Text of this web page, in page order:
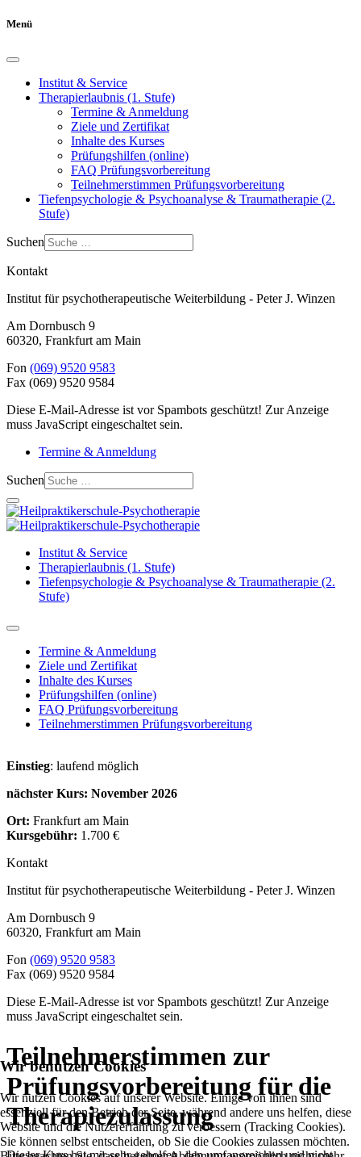
Menü
Institut & Service
Therapierlaubnis (1. Stufe)
Termine & Anmeldung
Ziele und Zertifikat
Inhalte des Kurses
Prüfungshilfen (online)
FAQ Prüfungsvorbereitung
Teilnehmerstimmen Prüfungsvorbereitung
Tiefenpsychologie & Psychoanalyse & Traumatherapie (2.
Stufe)
Suchen
Kontakt
Institut für psychotherapeutische Weiterbildung - Peter J. Winzen
Am Dornbusch 9
60320, Frankfurt am Main
Fon (069) 9520 9583
Fax (069) 9520 9584
Diese E-Mail-Adresse ist vor Spambots geschützt! Zur Anzeige
muss JavaScript eingeschaltet sein.
Termine & Anmeldung
Suchen
Institut & Service
Therapierlaubnis (1. Stufe)
Tiefenpsychologie & Psychoanalyse & Traumatherapie (2.
Stufe)
Termine & Anmeldung
Ziele und Zertifikat
Inhalte des Kurses
Prüfungshilfen (online)
FAQ Prüfungsvorbereitung
Teilnehmerstimmen Prüfungsvorbereitung
Einstieg: laufend möglich
nächster Kurs: November 2026
Ort: Frankfurt am Main
Kursgebühr: 1.700 €
Kontakt
Institut für psychotherapeutische Weiterbildung - Peter J. Winzen
Am Dornbusch 9
60320, Frankfurt am Main
Fon (069) 9520 9583
Fax (069) 9520 9584
Diese E-Mail-Adresse ist vor Spambots geschützt! Zur Anzeige
muss JavaScript eingeschaltet sein.
Teilnehmerstimmen zur
Prüfungsvorbereitung für die
Therapiezulassung
Wir benutzen Cookies
Wir nutzen Cookies auf unserer Website. Einige von ihnen sind
essenziell für den Betrieb der Seite, während andere uns helfen, diese
Website und die Nutzererfahrung zu verbessern (Tracking Cookies).
Sie können selbst entscheiden, ob Sie die Cookies zulassen möchten.